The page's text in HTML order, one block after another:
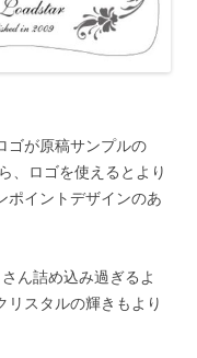
ゴが原稿サンプルの
、ロゴを使えるとより
ポイントデザインのあ
ん詰め込み過ぎるよ
リスタルの輝きもより